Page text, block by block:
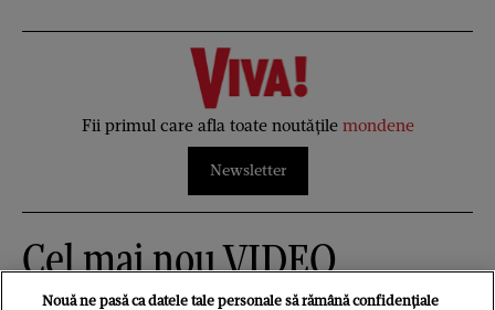
Fii primul care afla toate noutățile mondene
Newsletter
Cel mai nou VIDEO
Nouă ne pasă ca datele tale personale să rămână confidențiale